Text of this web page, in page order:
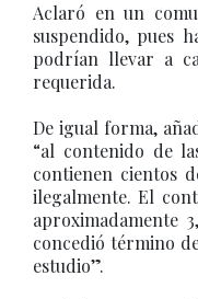
Aclaró en un
suspendido, pues
podrían llevar a
requerida.
De igual forma,
“al contenido de
contienen cientos
ilegalmente. El
aproximadamente
concedió término
estudio”.